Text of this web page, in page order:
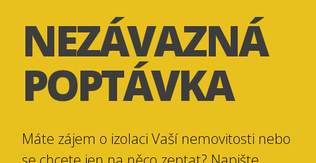
NEZÁVAZNÁ
POPTÁVKA
Máte zájem o izolaci Vaší nemovitosti nebo